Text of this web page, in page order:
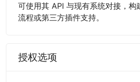
可使用其 API 与现有系统对接，构
流程或第三方插件支持。
授权选项